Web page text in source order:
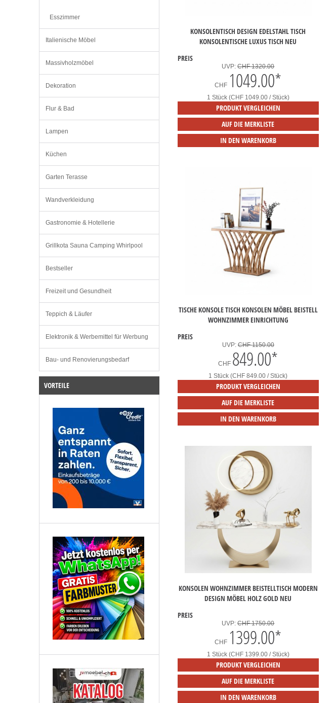
KONSOLENTISCH DESIGN EDELSTAHL TISCH
KONSOLENTISCHE LUXUS TISCH NEU
PREIS
UVP:CHF 1320.00
CHF 1049.00*
1 Stück (CHF 1049.00 / Stück)
PRODUKT VERGLEICHEN
AUF DIE MERKLISTE
IN DEN WARENKORB
TISCHE KONSOLE TISCH KONSOLEN MÖBEL BEISTELL
WOHNZIMMER EINRICHTUNG
PREIS
UVP: CHF 1150.00
CHF 849.00*
1 Stück (CHF 849.00 / Stück)
PRODUKT VERGLEICHEN
AUF DIE MERKLISTE
IN DEN WARENKORB
KONSOLEN WOHNZIMMER BEISTELLTISCH MODERN
DESIGN MÖBEL HOLZ GOLD NEU
PREIS
UVP:CHF 1750.00
CHF 1399.00*
1 Stück (CHF 1399.00 / Stück)
PRODUKT VERGLEICHEN
AUF DIE MERKLISTE
IN DEN WARENKORB
Esszimmer
Italienische Möbel
Massivholzmöbel
Dekoration
Flur & Bad
Lampen
Küchen
Garten Terasse
Wandverkleidung
Gastronomie & Hotellerie
Grillkota Sauna Camping Whirlpool
Bestseller
Freizeit und Gesundheit
Teppich & Läufer
Elektronik & Werbemittel für Werbung
Bau- und Renovierungsbedarf
VORTEILE